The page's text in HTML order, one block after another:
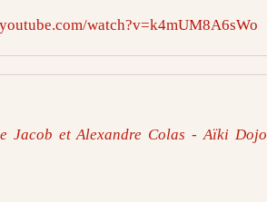
watch?v=k4mUM8A6sWo
Jacob et Alexandre Colas - Aïki Dojo